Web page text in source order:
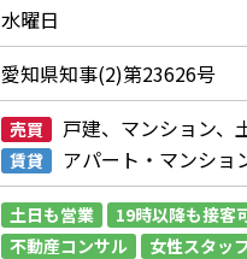
水曜日
愛知県知事(2)第23626号
売買 戸建、マンション、
賃貸 アパート・マンショ
土日も営業 19時以降も接客
不動産コンサル
女性スタッ